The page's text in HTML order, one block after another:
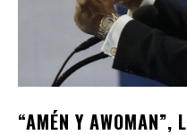
“AMÉN Y AWOMAN”,